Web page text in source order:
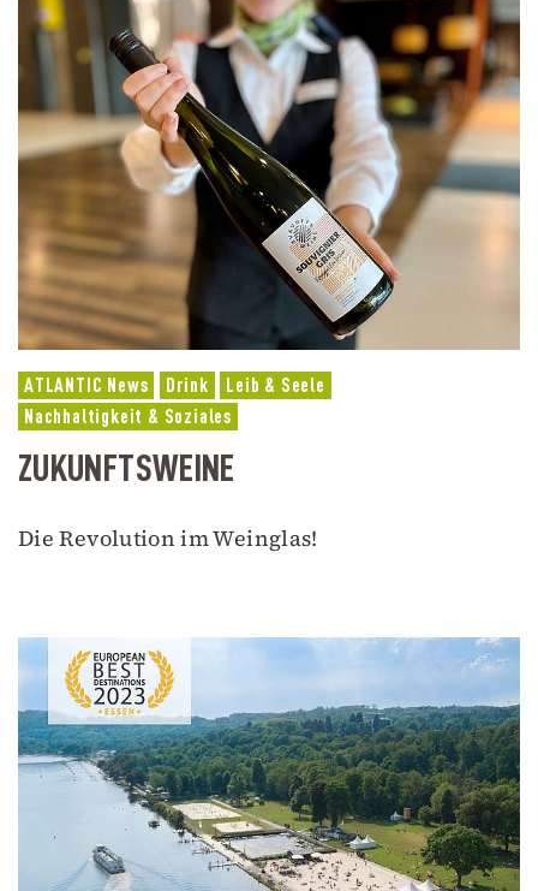
ATLANTIC News Drink
Leib & Seele
Nachhaltigkeit & Soziales
ZUKUNFTSWEINE
Die Revolution im Weinglas!